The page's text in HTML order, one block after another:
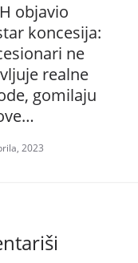
objavio
koncesija:
ne
realne
gomilaju
2023